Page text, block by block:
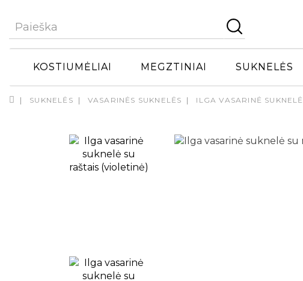
KOSTIUMĖLIAI MEGZTINIAI SUKNELĖS
SUKNELĖS VASARINĖS SUKNELĖS ILGA VASARINĖ